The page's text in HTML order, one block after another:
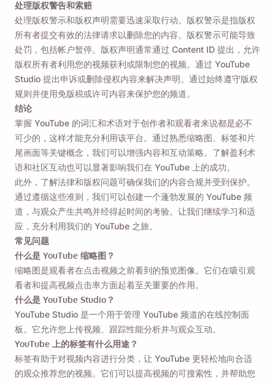
处理版权警告和索赔
处理版权警示和版权声明需要迅速采取行动。版权警示是指版权
所有者提交有效的法律请求以删除您的内容。版权警示可能导致
处罚，包括帐户暂停。版权声明通常通过 Content ID 提出，允许
版权所有者利用您的视频获利或限制您的视频。通过 YouTube
Studio 提出申诉或删除侵权内容来解决声明。通过始终遵守版权
规则并使用免版税或许可内容来保护您的频道。
结论
掌握 YouTube 的词汇和术语对于创作者和观看者来说都是必不
可少的，这样才能充分利用该平台。通过熟悉缩略图、标签和片
尾画面等关键概念，我们可以增强内容和互动策略。了解盈利术
语和社区互动也可以显著影响我们在 YouTube 上的成功。
此外，了解法律和版权问题可确保我们的内容合规并受到保护。
通过遵循这些准则，我们可以创建一个蓬勃发展的 YouTube 频
道，与观众产生共鸣并经得起时间的考验。让我们继续学习和适
应，充分利用我们的 YouTube 之旅。
常见问题
什么是 YouTube 缩略图？
缩略图是观看者在点击视频之前看到的预览图像。它们在吸引观
看者和提高视频点击率方面起着至关重要的作用。
什么是 YouTube Studio？
YouTube Studio 是一个用于管理 YouTube 频道的在线控制面
板。它允许您上传视频、跟踪性能分析并与观众互动。
YouTube 上的标签有什么用途？
标签有助于对视频内容进行分类，让 YouTube 更轻松地向合适
的观众推荐您的视频。它们可以提高视频的可搜索性，并帮助您